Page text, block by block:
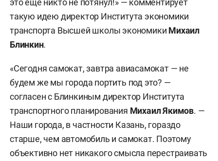
случилась с участием именно кикшеринговых
самокатов. Так что продолжают звучать как
относительно умеренные предложения,
водителя до 16 лет, запрете езды по тротуарам
или введении водительских прав для
самокатчиков, так и более радикальные
требования о полном запрете. В апреле 2023-го
такое пожеланиевысказалпремьер РТАлексей
Песошин, а в июле 2024-го соответствующий
вопрос сноваподнялпредседатель Госдумы
такую идею директор Института экономики
транспорта Высшей школы экономики Михаил
Блинкин.
«Сегодня самокат, завтра авиасамокат — не
будем же мы города портить под это? —
согласен с Блинкиным директор Института
транспортного планирования Михаил Якимов. —
Наши города, в частности Казань, гораздо
старше, чем автомобиль и самокат. Поэтому
объективно нет никакого смысла перестраивать